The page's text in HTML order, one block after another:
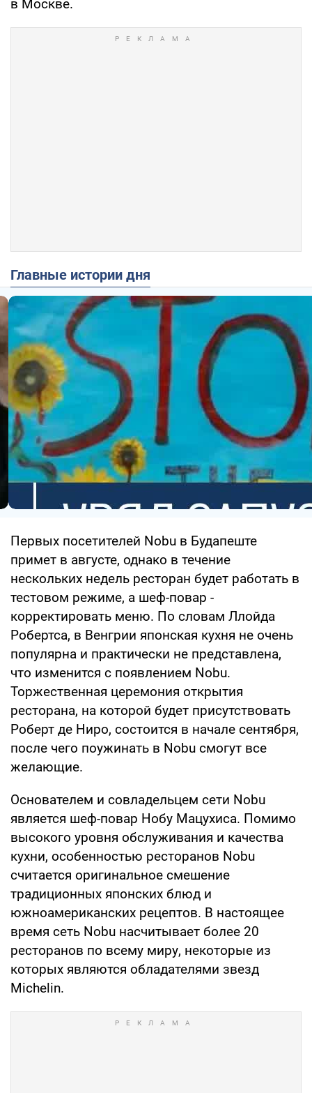
в Москве.
Главные истории дня
Первых посетителей Nobu в Будапеште
примет в августе, однако в течение
нескольких недель ресторан будет работать в
тестовом режиме, а шеф-повар -
корректировать меню. По словам Ллойда
Робертса, в Венгрии японская кухня не очень
популярна и практически не представлена,
что изменится с появлением Nobu.
Торжественная церемония открытия
ресторана, на которой будет присутствовать
Роберт де Ниро, состоится в начале сентября,
после чего поужинать в Nobu смогут все
желающие.
Основателем и совладельцем сети Nobu
является шеф-повар Нобу Мацухиса. Помимо
высокого уровня обслуживания и качества
кухни, особенностью ресторанов Nobu
считается оригинальное смешение
традиционных японских блюд и
южноамериканских рецептов. В настоящее
время сеть Nobu насчитывает более 20
ресторанов по всему миру, некоторые из
которых являются обладателями звезд
Michelin.